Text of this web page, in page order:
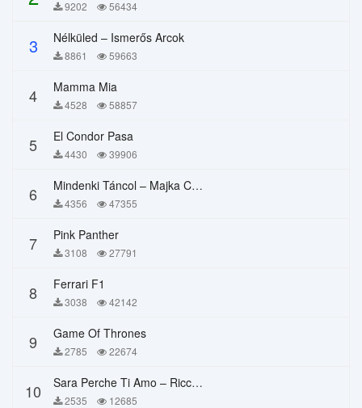
9202 56434
3 Nélküled – Ismerős Arcok
8861 59663
4 Mamma Mia
4528 58857
5 El Condor Pasa
4430 39906
6 Mindenki Táncol – Majka Curtis, Péter Majoros
4356 47355
7 Pink Panther
3108 27791
8 Ferrari F1
3038 42142
9 Game Of Thrones
2785 22674
10 Sara Perche Ti Amo – Ricchi E Poveri
2535 12685